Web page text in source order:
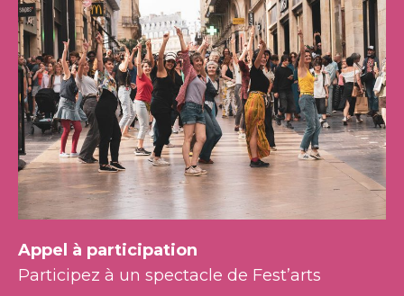
Appel à participation
Participez à un spectacle de Fest’arts